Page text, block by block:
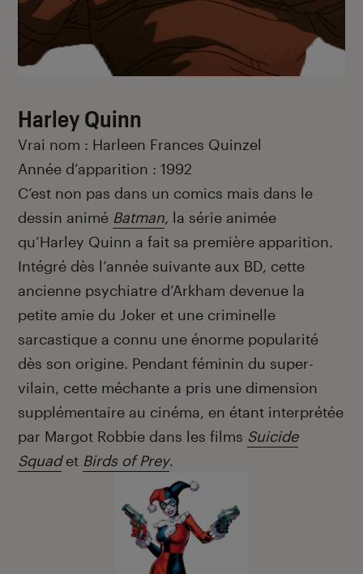
Harley Quinn
Vrai nom : Harleen Frances Quinzel
Année d’apparition : 1992
C’est non pas dans un comics mais dans le
dessin animé Batman, la série animée
qu’Harley Quinn a fait sa première apparition.
Intégré dès l’année suivante aux BD, cette
ancienne psychiatre d’Arkham devenue la
petite amie du Joker et une criminelle
sarcastique a connu une énorme popularité
dès son origine. Pendant féminin du super-
vilain, cette méchante a pris une dimension
supplémentaire au cinéma, en étant interprétée
par Margot Robbie dans les films Suicide
Squadet Birds of Prey.